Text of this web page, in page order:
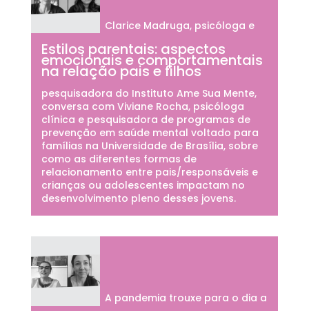
Estilos parentais: aspectos
emocionais e comportamentais
na relação pais e filhos
Clarice Madruga, psicóloga e
pesquisadora do Instituto Ame Sua Mente,
conversa com Viviane Rocha, psicóloga
clínica e pesquisadora de programas de
prevenção em saúde mental voltado para
famílias na Universidade de Brasília, sobre
como as diferentes formas de
relacionamento entre pais/responsáveis e
crianças ou adolescentes impactam no
desenvolvimento pleno desses jovens.
A pandemia trouxe para o dia a